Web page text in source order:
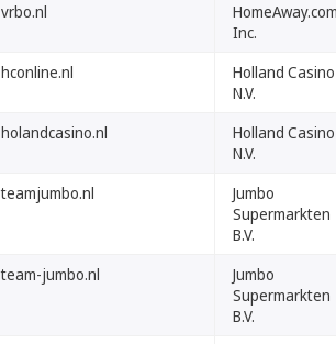
vrbo.nl
Inc.
hconline.nl
Holland Casino
N.V.
holandcasino.nl
Holland Casino
N.V.
teamjumbo.nl
Jumbo
Supermarkten
B.V.
team-jumbo.nl
Jumbo
Supermarkten
B.V.